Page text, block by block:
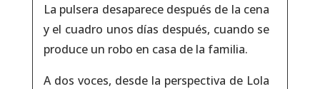
La pulsera desaparece después de la cena
y el cuadro unos días después, cuando se
produce un robo en casa de la familia.
A dos voces, desde la perspectiva de Lola